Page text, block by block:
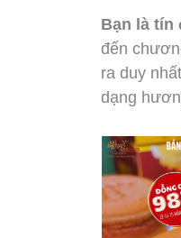
Bạn là tín
đến
ra duy
dạng